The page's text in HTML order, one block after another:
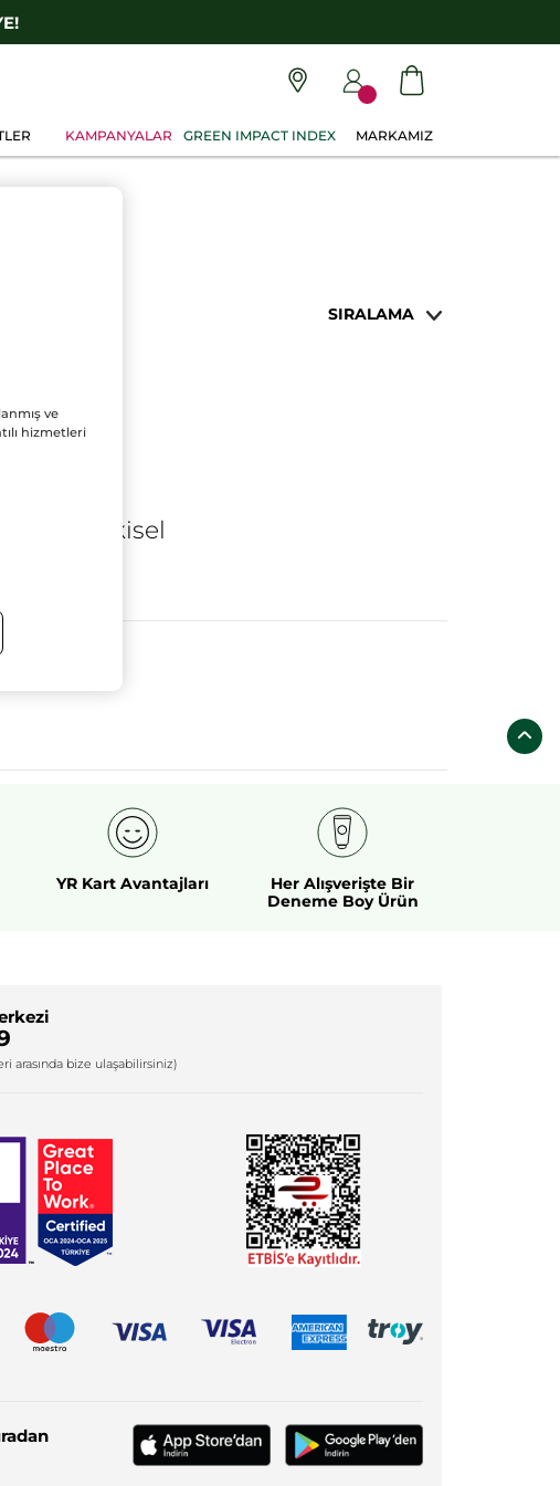
KAMPANYALAR GREEN IMPACT INDEX MARKAMIZ
SIRALAMA
bitkisel
YR Kart Avantajları
Her Alışverişte Bir
Deneme Boy Ürün
arasında bize ulaşabilirsiniz)
ve
hizmetleri